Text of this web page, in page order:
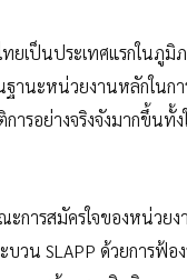
เป็นประเทศแรกในภูมิภ
านะหน่วยงานหลักในก
ารอย่างจริงจังมากขึ้นทั้
ารสมัครใจของหน่วยง
บวน SLAPP ด้วยการฟ้